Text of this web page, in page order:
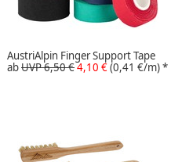
AustriAlpin Finger Support Tape
abUVP 6,50 €4,10 €(0,41 €/m)*